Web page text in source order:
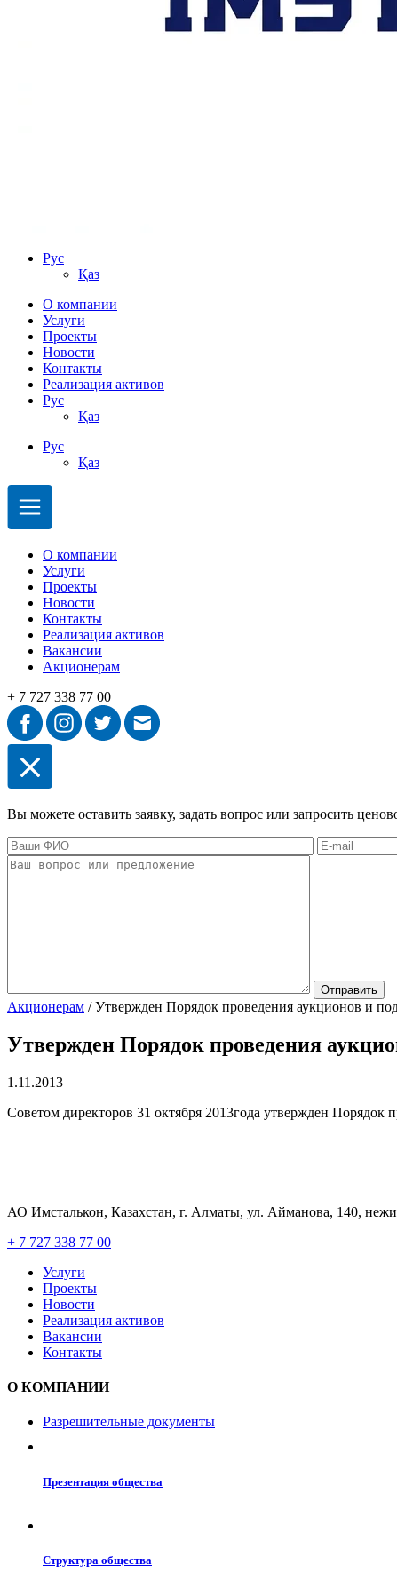
Рус
Қаз
О компании
Услуги
Проекты
Новости
Контакты
Реализация активов
Рус
Қаз
Рус
Қаз
О компании
Услуги
Проекты
Новости
Контакты
Реализация активов
Вакансии
Акционерам
+ 7 727 338 77 00
Вы можете оставить заявку, задать вопрос или запросить
Акционерам /Утвержден Порядок проведения аукционов и
Утвержден Порядок проведения
1.11.2013
Советом директоров 31 октября 2013года утвержден
АО Имсталькон, Казахстан, г. Алматы, ул. Айманова, 140,
+ 7 727 338 77 00
Услуги
Проекты
Новости
Реализация активов
Вакансии
Контакты
О КОМПАНИИ
Разрешительные документы
Презентация общества
Структура общества